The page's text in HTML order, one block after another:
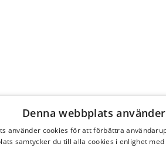
Denna webbplats
använder cookies för att förbättra
samtycker du till alla cookies i enlighet